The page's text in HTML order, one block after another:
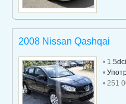
2008 Nissan Qashqai
• 1.5dci
•
• 251